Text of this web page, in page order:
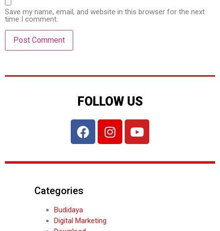
Save my name, email, and website in this browser for the next
time I comment.
FOLLOW US
Categories
Budidaya
Digital Marketing